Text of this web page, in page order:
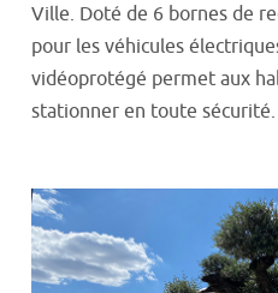
Ville. Doté de 6 bornes de
pour les véhicules
vidéoprotégé permet aux
stationner en toute sécurité.